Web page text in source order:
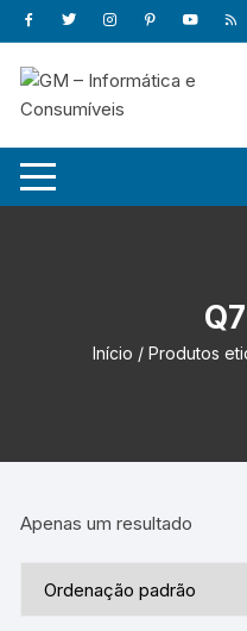
Skip
to
content
Início / Produtos
Apenas um resultado